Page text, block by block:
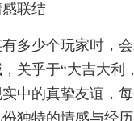
联结
多少个玩家时，
关乎于“大吉大
中的真挚友谊，
独特的情感与经